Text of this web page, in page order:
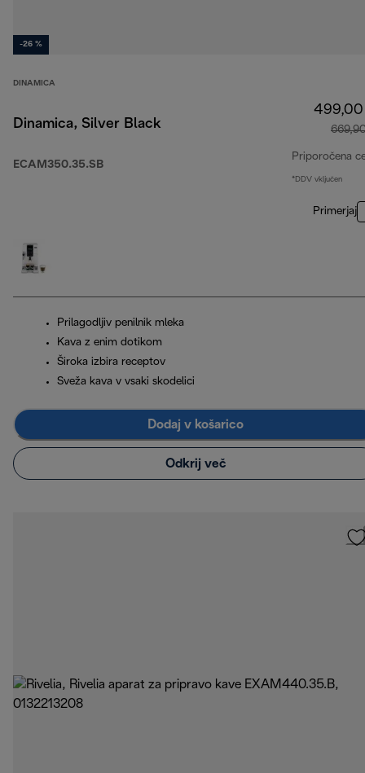
-26 %
DINAMICA
Dinamica, Silver Black
ECAM350.35.SB
Priporočena
*DDV vključen
Primerjaj
Prilagodljiv penilnik mleka
Kava z enim dotikom
Široka izbira receptov
Sveža kava v vsaki skodelici
Dodaj v košarico
Odkrij več